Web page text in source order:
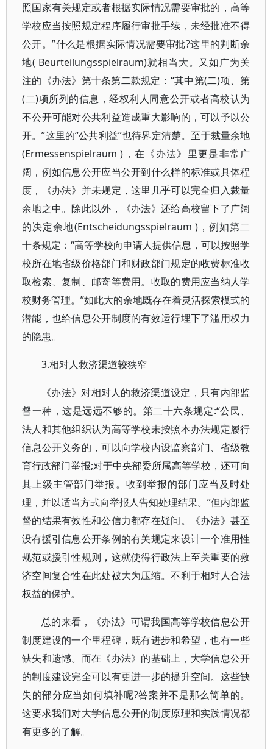
照国家有关规定或者根据实际情况需要审批的，高等
学校应当按照规定程序履行审批手续，未经批准不得
公开。”什么是根据实际情况需要审批?这里的判断余
地( Beurteilungsspielraum)就相当大。又如广为关
注的《办法》第十条第二款规定：“其中第(二)项、第
(二)项所列的信息，经权利人同意公开或者高校认为
不公开可能对公共利益造成重大影响的，可以予以公
开。”这里的“公共利益”也待界定清楚。至于裁量余地
(Ermessenspielraum )，在《办法》里更是非常广
阔，例如信息公开应当公开到什么样的标准或具体程
度，《办法》并未规定，这里几乎可以完全归入裁量
余地之中。除此以外，《办法》还给高校留下了广阔
的决定余地(Entscheidungsspielraum )，例如第二
十条规定：“高等学校向申请人提供信息，可以按照学
校所在地省级价格部门和财政部门规定的收费标准收
取检索、复制、邮寄等费用。收取的费用应当纳人学
校财务管理。”如此大的余地既存在着灵活探索模式的
潜能，也给信息公开制度的有效运行埋下了滥用权力
的隐患。
3.相对人救济渠道较狭窄
《办法》对相对人的救济渠道设定，只有内部监
督一种，这是远远不够的。第二十六条规定:“公民、
法人和其他组织认为高等学校未按照本办法规定履行
信息公开义务的，可以向学校内设监察部门、省级教
育行政部门举报;对于中央部委所属高等学校，还可向
其上级主管部门举报。收到举报的部门应当及时处
理，并以适当方式向举报人告知处理结果。”但内部监
督的结果有效性和公信力都存在疑问。《办法》甚至
没有援引信息公开条例的有关规定来设计一个准用性
规范或援引性规则，这就使得行政法上至关重要的救
济空间复合性在此处被大为压缩。不利于相对人合法
权益的保护。
总的来看，《办法》可谓我国高等学校信息公开
制度建设的一个里程碑，既有进步和希望，也有一些
缺失和遗憾。而在《办法》的基础上，大学信息公开
的制度建设完全可以有更进一步的提升空间。这些缺
失的部分应当如何填补呢?答案并不是那么简单的。
这要求我们对大学信息公开的制度原理和实践情况都
有更多的了解。